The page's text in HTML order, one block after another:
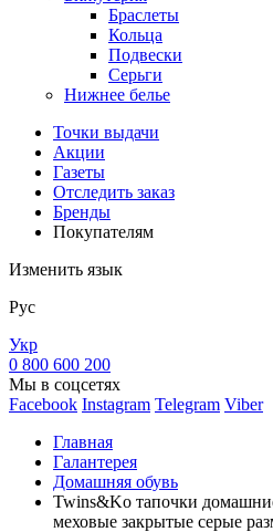
Браслеты
Кольца
Подвески
Серьги
Нижнее белье
Точки выдачи
Акции
Газеты
Отследить заказ
Бренды
Покупателям
Изменить язык
Рус
Укр
0 800 600 200
Мы в соцсетях
Facebook Instagram Telegram Viber
Главная
Галантерея
Домашняя обувь
Twins&Ko тапочки
меховые закрытые серые